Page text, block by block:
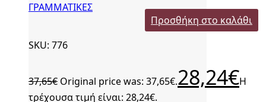
ΓΡΑΜΜΑΤΙΚΕΣ
Προσθήκη στο καλάθι
SKU: 776
37,65€ Original price was: 37,65€.28,24€Η
τρέχουσα τιμή είναι: 28,24€.